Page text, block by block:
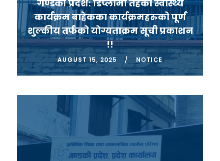
गण्डकी प्रदेश: डिप्लोमा तहको स्वास्थ्य
कार्यक्रम बाहेकका कार्यक्रमहरुको पूर्ण
शुल्कीय तर्फको योग्यताक्रम सूची प्रकाशन
!!
AUGUST 15, 2025 NOTICE